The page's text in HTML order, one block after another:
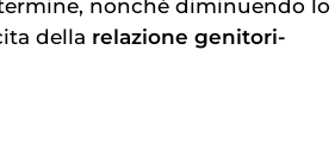
nonché diminuendo lo
della relazione genitori-